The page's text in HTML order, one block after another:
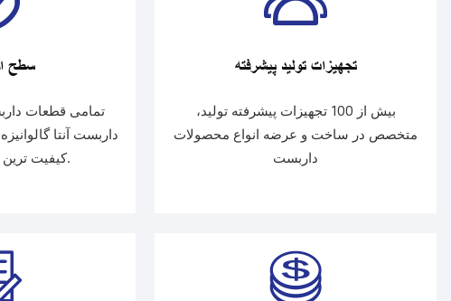
سطح
تمامی قطعات
داربست آنتا
کیفیت ترین فولاد می باشد.
تجهیزات تولید پیشرفته
بیش از 100 تجهیزات پیشرفته تولید،
متخصص در ساخت و عرضه انواع محصولات
داربست